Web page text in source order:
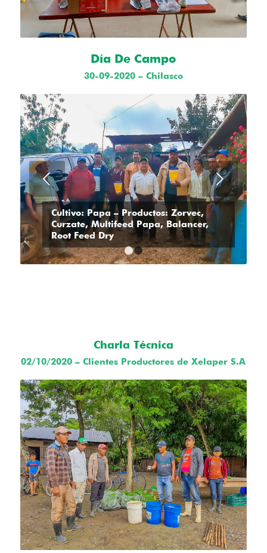
Día De Campo
30-09-2020 – Chilasco
Cultivo: Papa – Productos: Zorvec,
Curzate, Multifeed Papa, Balancer,
Root Feed Dry
Posterior
1 2
Charla Técnica
02/10/2020 – Clientes Productores de Xelaper S.A